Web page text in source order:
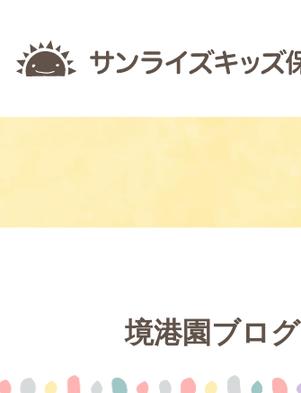
境港園ブログ